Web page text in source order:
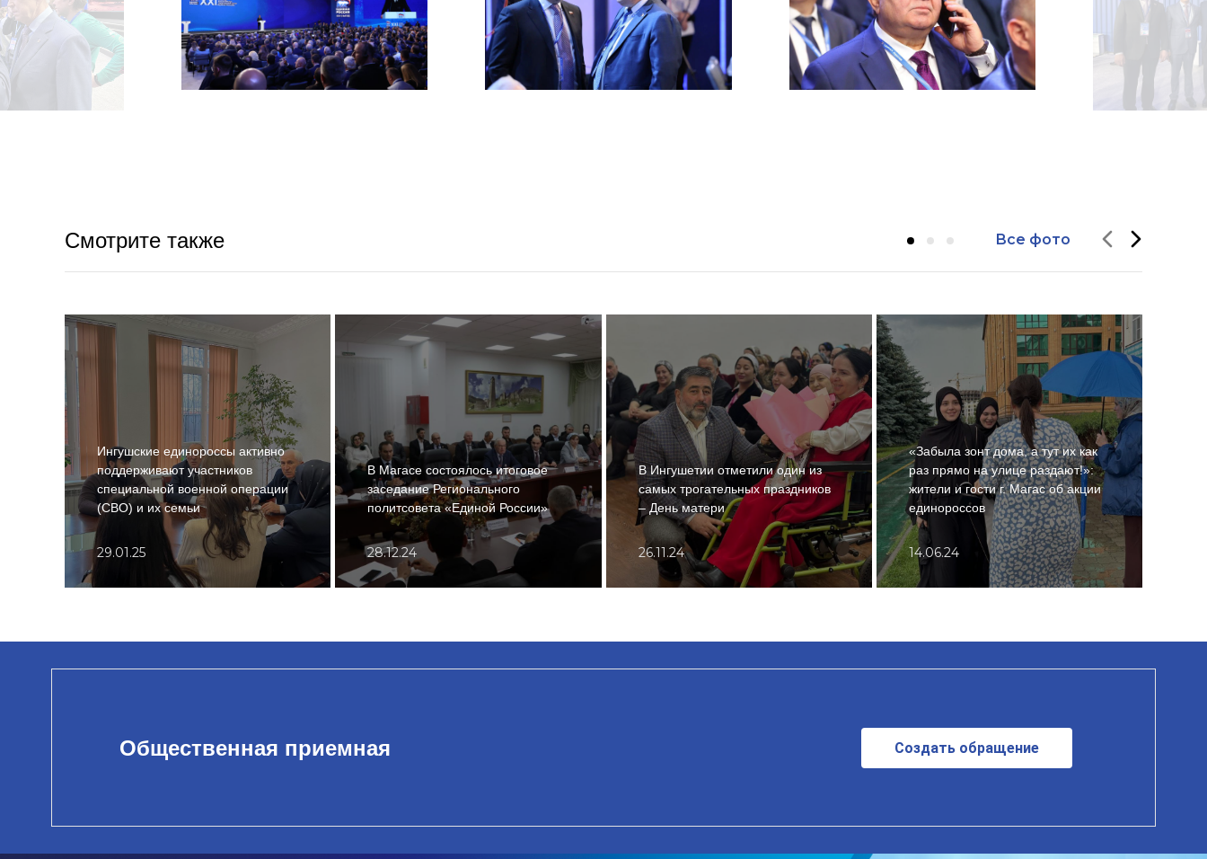
Смотрите также Все фото
Ингушские единороссы активно
поддерживают участников
специальной военной операции
(СВО) и их семьи
29.01.25
В Магасе состоялось итоговое
заседание Регионального
политсовета «Единой России»
28.12.24
В Ингушетии отметили один из
самых трогательных праздников
– День матери
26.11.24
«Забыла зонт дома, а тут их как
раз прямо на улице раздают!»:
жители и гости г. Магас об акции
единороссов
14.06.24
Общественная приемная Создать обращение